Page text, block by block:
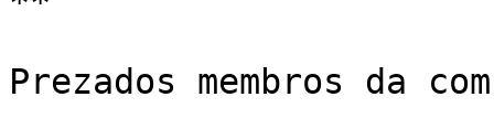
Prezados membros da